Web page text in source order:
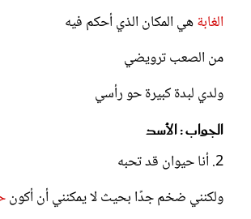
الغابةهي المكان الذي أحكم فيه
من الصعب ترويضي
ولدي لبدة كبيرة حو رأسي
الجواب : الأسد
2. أنا حيوان قد تحبه
ولكنني ضخم جدًا بحيث لا يمكنني أن أكون